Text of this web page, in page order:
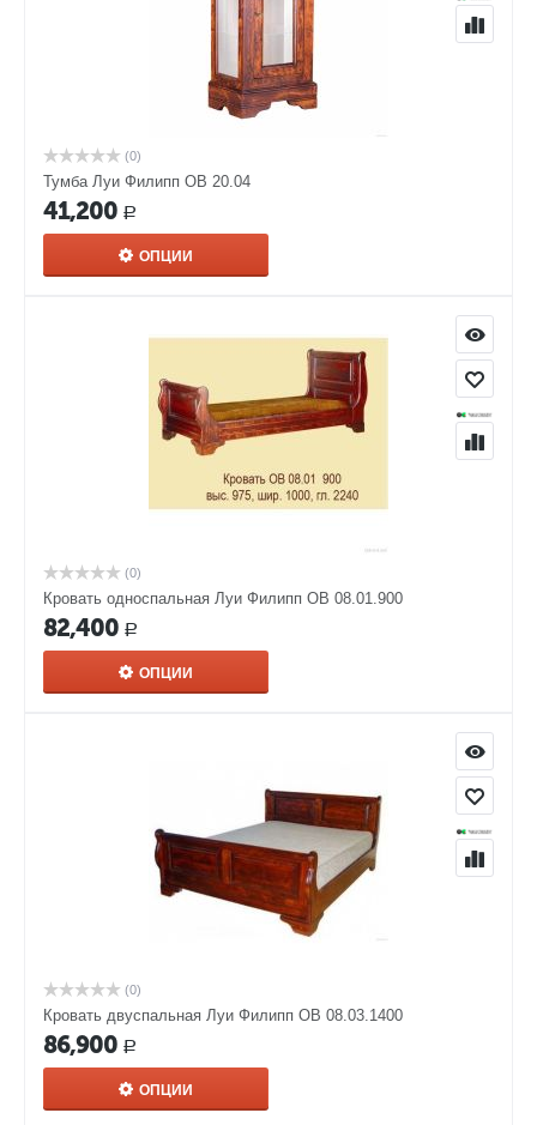
(0)
Тумба Луи Филипп ОВ 20.04
41,200 Р
ОПЦИИ
(0)
Кровать односпальная Луи Филипп ОВ 08.01.900
82,400 Р
ОПЦИИ
(0)
Кровать двуспальная Луи Филипп ОВ 08.03.1400
86,900 Р
ОПЦИИ